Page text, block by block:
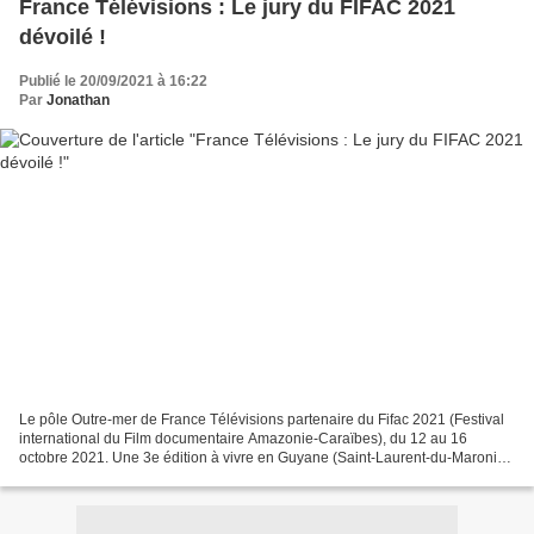
France Télévisions : Le jury du FIFAC 2021
dévoilé !
Publié le 20/09/2021 à 16:22
Par Jonathan
Le pôle Outre-mer de France Télévisions partenaire du Fifac 2021 (Festival
international du Film documentaire Amazonie-Caraïbes), du 12 au 16
octobre 2021. Une 3e édition à vivre en Guyane (Saint-Laurent-du-Maroni)